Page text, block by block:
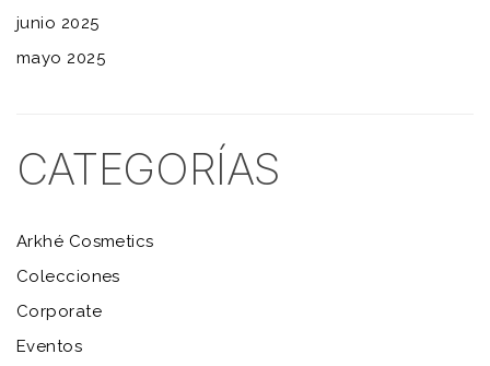
junio 2025
mayo 2025
CATEGORÍAS
Arkhé Cosmetics
Colecciones
Corporate
Eventos